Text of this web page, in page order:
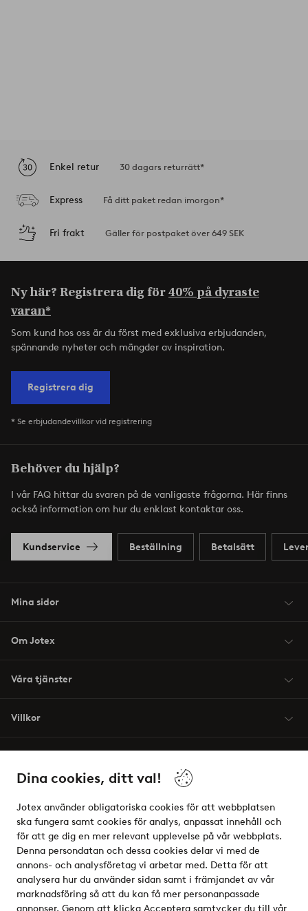
Dina cookies, ditt val!
Jotex använder obligatoriska cookies för att webbplatsen
ska fungera samt cookies för analys, anpassat innehåll och
för att ge dig en mer relevant upplevelse på vår webbplats.
Denna persondatan och dessa cookies delar vi med de
annons- och analysföretag vi arbetar med. Detta för att
analysera hur du använder sidan samt i främjandet av vår
marknadsföring så att du kan få mer personanpassade
annonser. Genom att klicka Acceptera samtycker du till vår
Enkel retur 30 dagars returrätt*
Express Få ditt paket redan imorgon*
Fri frakt Gäller för postpaket över 649 SEK
Ny här? Registrera dig för40% på dyraste
varan*
Som kund hos oss är du först med exklusiva erbjudanden,
spännande nyheter och mängder av inspiration.
Registrera dig
* Se erbjudandevillkor vid registrering
Behöver du hjälp?
I vår FAQ hittar du svaren på de vanligaste frågorna. Här finns
också information om hur du enklast kontaktar oss.
Kundservice Beställning Betalsätt
Mina sidor
Om Jotex
Våra tjänster
Villkor
Säkra betalningar - Betala direkt eller dela upp
Vill du veta mer om våra betalalternativ?
elpy